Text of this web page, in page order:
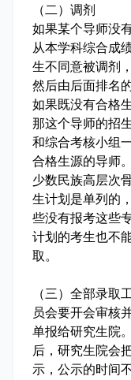
（二）调剂
如果某个导师没
从本学科综合成
生不同意被调剂
然后由后面排名
如果既没有合格
那这个导师的招
和综合考核小组
合格生源的导师。
少数民族高层次
生计划是单列的
些没有报考这些
计划的考生也不
取。
（三）全部录取
员会要开会审核
单报给研究生院
后，研究生院会
示，公示的时间